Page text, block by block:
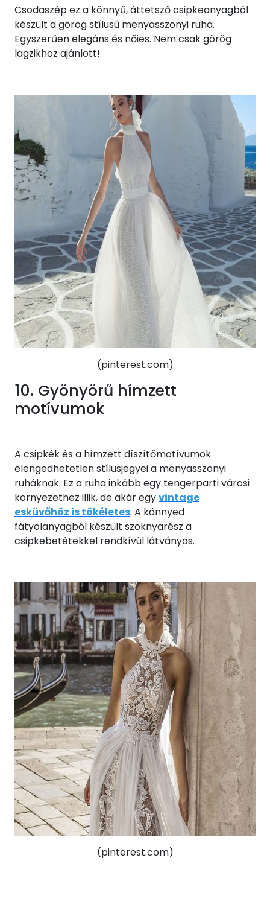
Csodaszép ez a könnyű, áttetsző csipkeanyagból
készült a görög stílusú menyasszonyi ruha.
Egyszerűen elegáns és nőies. Nem csak görög
lagzikhoz ajánlott!
(pinterest.com)
10. Gyönyörű hímzett
motívumok
A csipkék és a hímzett díszítőmotívumok
elengedhetetlen stílusjegyei a menyasszonyi
ruháknak. Ez a ruha inkább egy tengerparti városi
környezethez illik, de akár egyvintage
esküvőhöz is tökéletes. A könnyed
fátyolanyagból készült szoknyarész a
csipkebetétekkel rendkívül látványos.
(pinterest.com)